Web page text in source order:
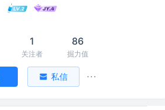
1
关注者
86
掘力值
私信